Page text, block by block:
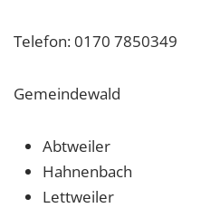
Telefon: 0170 7850349
Gemeindewald
Abtweiler
Hahnenbach
Lettweiler